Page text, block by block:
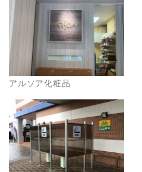
アルソア化粧品